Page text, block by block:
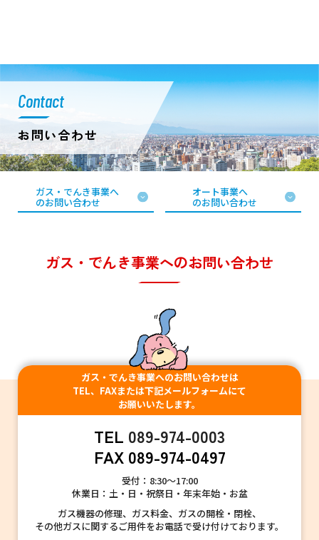
Contact
お問い合わせ
ガス・でんき事業へ
のお問い合わせ
オート事業へ
のお問い合わせ
ガス・でんき事業へのお問い合わせ
ガス・でんき事業へのお問い合わせは
TEL、FAXまたは下記メールフォームにて
お願いいたします。
TEL 089-974-0003
FAX 089-974-0497
受付：8:30〜17:00
休業日：土・日・祝祭日・年末年始・お盆
ガス機器の修理、ガス料金、ガスの開栓・閉栓、
その他ガスに関するご用件をお電話で受け付けております。